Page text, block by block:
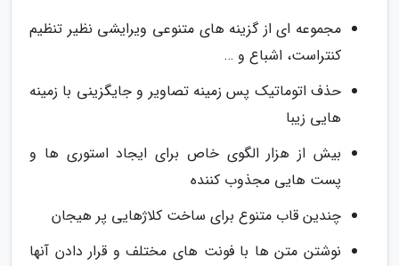
مجموعه ای از گزینه های متنوعی ویرایشی نظیر تنظیم
کنتراست، اشباع و …
حذف اتوماتیک پس زمینه تصاویر و جایگزینی با زمینه
هایی زیبا
بیش از هزار الگوی خاص برای ایجاد استوری ها و
پست هایی مجذوب کننده
چندین قاب متنوع برای ساخت کلاژهایی پر هیجان
نوشتن متن ها با فونت های مختلف و قرار دادن آنها